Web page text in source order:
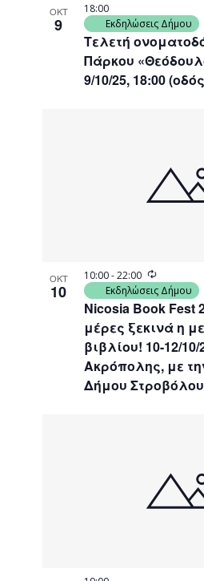
ΟΚΤ
9
Τελετή
Πάρκου
9/10/25, 18:00
18:00
Εκδηλώσεις Δήμου
ΟΚΤ
10
Nicosia Book Fest
μέρες ξεκινά η
βιβλίου! 10-12/
Ακρόπολης, με
Δήμου Στροβόλου
10:00-22:00
Recurring
Εκδηλώσεις Δήμου